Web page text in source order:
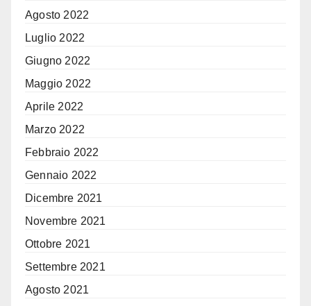
Agosto 2022
Luglio 2022
Giugno 2022
Maggio 2022
Aprile 2022
Marzo 2022
Febbraio 2022
Gennaio 2022
Dicembre 2021
Novembre 2021
Ottobre 2021
Settembre 2021
Agosto 2021